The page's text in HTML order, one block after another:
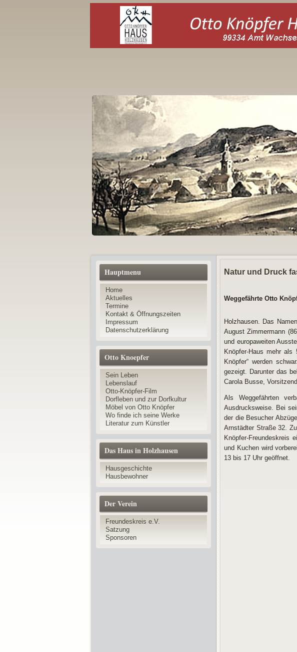
Hauptmenu
Home
Aktuelles
Termine
Kontakt & Öffnungszeiten
Impressum
Datenschutzerklärung
Otto Knoepfer
Sein Leben
Lebenslauf
Otto-Knöpfer-Film
Dorfleben und zur Dorfkultur
Möbel von Otto Knöpfer
Wo finde ich seine Werke
Literatur zum Künstler
Das Haus in Holzhausen
Hausgeschichte
Hausbewohner
Der Verein
Freundeskreis e.V.
Satzung
Sponsoren
Natur und Druck
Weggefährte Otto
Holzhausen. Das
August Zimmermann
und europaweiten
Knöpfer-Haus mehr
Knöpfer“ werden
gezeigt. Darunter das
Carola Busse,
Als Weggefährten
Ausdrucksweise. Bei
der die Besucher
Arnstädter Straße 32.
Knöpfer-Freundeskreis
und Kuchen wird
13 bis 17 Uhr geöffnet.